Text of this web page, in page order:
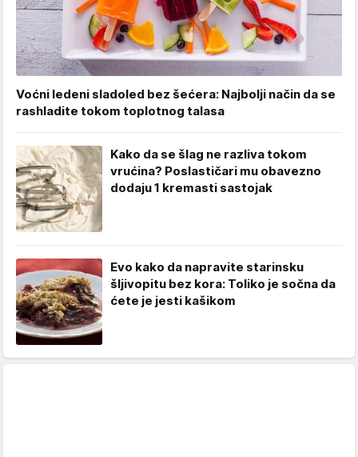
Voćni ledeni sladoled bez šećera: Najbolji način da se
rashladite tokom toplotnog talasa
Kako da se šlag ne razliva tokom
vrućina? Poslastičari mu obavezno
dodaju 1 kremasti sastojak
Evo kako da napravite starinsku
šljivopitu bez kora: Toliko je sočna da
ćete je jesti kašikom